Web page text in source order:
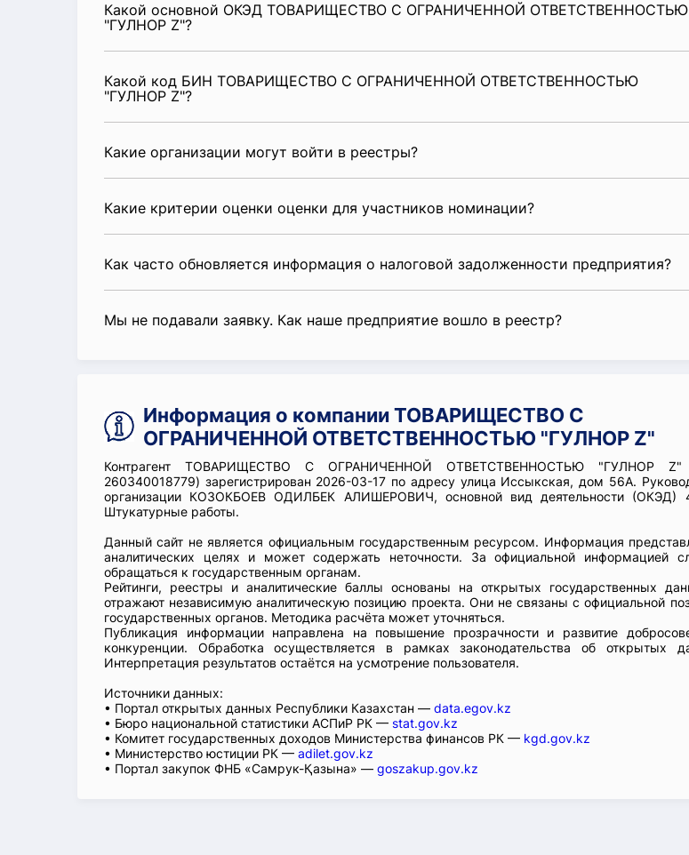
Какой основной ОКЭД ТОВАРИЩЕСТВО С ОГРАНИЧЕННОЙ ОТВЕТСТВЕННОСТЬЮ
"ГУЛНОР Z"?
Какой код БИН ТОВАРИЩЕСТВО С ОГРАНИЧЕННОЙ ОТВЕТСТВЕННОСТЬЮ
"ГУЛНОР Z"?
Какие организации могут войти в реестры?
Какие критерии оценки оценки для участников номинации?
Как часто обновляется информация о налоговой задолженности предприятия?
Мы не подавали заявку. Как наше предприятие вошло в реестр?
Информация о компании ТОВАРИЩЕСТВО С
ОГРАНИЧЕННОЙ ОТВЕТСТВЕННОСТЬЮ "ГУЛНОР Z"
Контрагент ТОВАРИЩЕСТВО С ОГРАНИЧЕННОЙ ОТВЕТСТВЕННОСТЬЮ "ГУЛНОР
260340018779) зарегистрирован 2026-03-17 по адресу улица Иссыкская, дом 56А.
организации КОЗОКБОЕВ ОДИЛБЕК АЛИШЕРОВИЧ, основной вид деятельности (ОКЭД)
Штукатурные работы.
Данный сайт не является официальным государственным ресурсом. Информация
аналитических целях и может содержать неточности. За официальной информацией
обращаться к государственным органам.
Рейтинги, реестры и аналитические баллы основаны на открытых государственных
отражают независимую аналитическую позицию проекта. Они не связаны с официальной
государственных органов. Методика расчёта может уточняться.
Публикация информации направлена на повышение прозрачности и развитие
конкуренции. Обработка осуществляется в рамках законодательства об открытых
Интерпретация результатов остаётся на усмотрение пользователя.
Источники данных:
• Портал открытых данных Республики Казахстан — data.egov.kz
• Бюро национальной статистики АСПиР РК — stat.gov.kz
• Комитет государственных доходов Министерства финансов РК — kgd.gov.kz
• Министерство юстиции РК — adilet.gov.kz
• Портал закупок ФНБ «Самрук-Қазына» — goszakup.gov.kz